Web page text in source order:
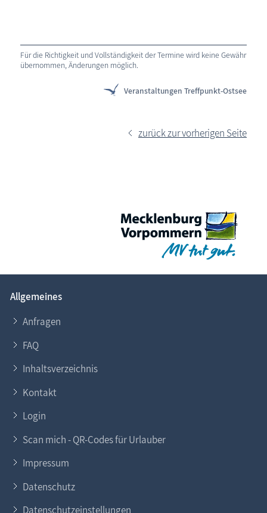
Für die Richtigkeit und Vollständigkeit der Termine wird keine Gewähr
übernommen, Änderungen möglich.
Veranstaltungen Treffpunkt-Ostsee
zurück zur vorherigen Seite
Allgemeines
Anfragen
FAQ
Inhaltsverzeichnis
Kontakt
Login
Scan mich - QR-Codes für Urlauber
Impressum
Datenschutz
Datenschutzeinstellungen